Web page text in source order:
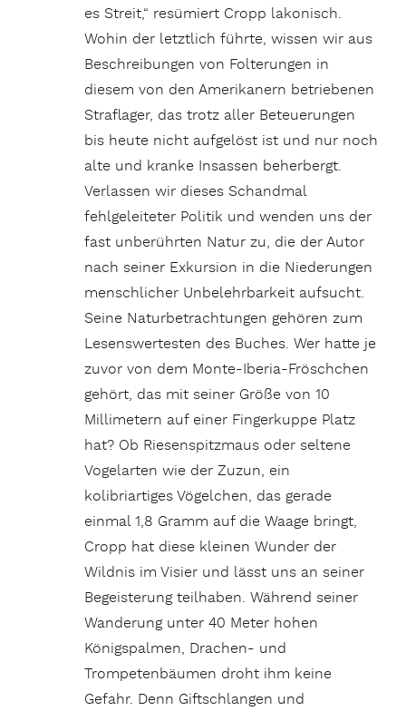
es Streit,“ resümiert Cropp lakonisch.
Wohin der letztlich führte, wissen wir aus
Beschreibungen von Folterungen in
diesem von den Amerikanern betriebenen
Straflager, das trotz aller Beteuerungen
bis heute nicht aufgelöst ist und nur noch
alte und kranke Insassen beherbergt.
Verlassen wir dieses Schandmal
fehlgeleiteter Politik und wenden uns der
fast unberührten Natur zu, die der Autor
nach seiner Exkursion in die Niederungen
menschlicher Unbelehrbarkeit aufsucht.
Seine Naturbetrachtungen gehören zum
Lesenswertesten des Buches. Wer hatte je
zuvor von dem Monte-Iberia-Fröschchen
gehört, das mit seiner Größe von 10
Millimetern auf einer Fingerkuppe Platz
hat? Ob Riesenspitzmaus oder seltene
Vogelarten wie der Zuzun, ein
kolibriartiges Vögelchen, das gerade
einmal 1,8 Gramm auf die Waage bringt,
Cropp hat diese kleinen Wunder der
Wildnis im Visier und lässt uns an seiner
Begeisterung teilhaben. Während seiner
Wanderung unter 40 Meter hohen
Königspalmen, Drachen- und
Trompetenbäumen droht ihm keine
Gefahr. Denn Giftschlangen und